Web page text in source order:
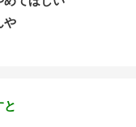
や
と